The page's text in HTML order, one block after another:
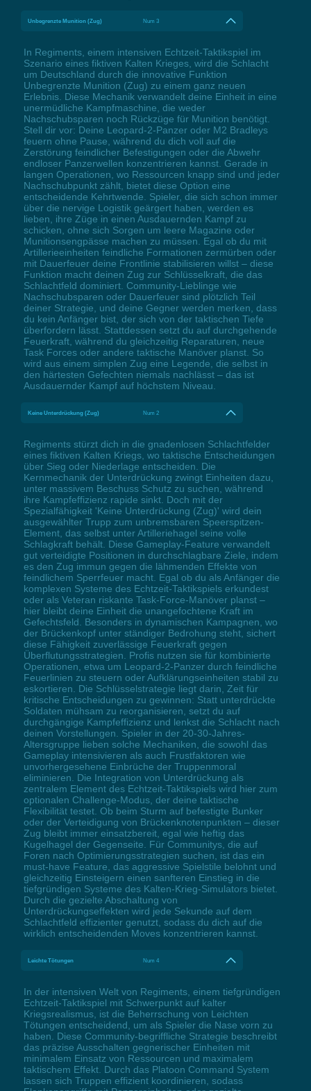
Unbegrenzte Munition (Zug) Num 3
In Regiments, einem intensiven Echtzeit-Taktikspiel im
Szenario eines fiktiven Kalten Krieges, wird die Schlacht
um Deutschland durch die innovative Funktion
Unbegrenzte Munition (Zug) zu einem ganz neuen
Erlebnis. Diese Mechanik verwandelt deine Einheit in eine
unermüdliche Kampfmaschine, die weder
Nachschubsparen noch Rückzüge für Munition benötigt.
Stell dir vor: Deine Leopard-2-Panzer oder M2 Bradleys
feuern ohne Pause, während du dich voll auf die
Zerstörung feindlicher Befestigungen oder die Abwehr
endloser Panzerwellen konzentrieren kannst. Gerade in
langen Operationen, wo Ressourcen knapp sind und jeder
Nachschubpunkt zählt, bietet diese Option eine
entscheidende Kehrtwende. Spieler, die sich schon immer
über die nervige Logistik geärgert haben, werden es
lieben, ihre Züge in einen Ausdauernden Kampf zu
schicken, ohne sich Sorgen um leere Magazine oder
Munitionsengpässe machen zu müssen. Egal ob du mit
Artillerieeinheiten feindliche Formationen zermürben oder
mit Dauerfeuer deine Frontlinie stabilisieren willst – diese
Funktion macht deinen Zug zur Schlüsselkraft, die das
Schlachtfeld dominiert. Community-Lieblinge wie
Nachschubsparen oder Dauerfeuer sind plötzlich Teil
deiner Strategie, und deine Gegner werden merken, dass
du kein Anfänger bist, der sich von der taktischen Tiefe
überfordern lässt. Stattdessen setzt du auf durchgehende
Feuerkraft, während du gleichzeitig Reparaturen, neue
Task Forces oder andere taktische Manöver planst. So
wird aus einem simplen Zug eine Legende, die selbst in
den härtesten Gefechten niemals nachlässt – das ist
Ausdauernder Kampf auf höchstem Niveau.
Keine Unterdrückung (Zug) Num 2
Regiments stürzt dich in die gnadenlosen Schlachtfelder
eines fiktiven Kalten Kriegs, wo taktische Entscheidungen
über Sieg oder Niederlage entscheiden. Die
Kernmechanik der Unterdrückung zwingt Einheiten dazu,
unter massivem Beschuss Schutz zu suchen, während
ihre Kampfeffizienz rapide sinkt. Doch mit der
Spezialfähigkeit 'Keine Unterdrückung (Zug)' wird dein
ausgewählter Trupp zum unbremsbaren Speerspitzen-
Element, das selbst unter Artilleriehagel seine volle
Schlagkraft behält. Diese Gameplay-Feature verwandelt
gut verteidigte Positionen in durchschlagbare Ziele, indem
es den Zug immun gegen die lähmenden Effekte von
feindlichem Sperrfeuer macht. Egal ob du als Anfänger die
komplexen Systeme des Echtzeit-Taktikspiels erkundest
oder als Veteran riskante Task-Force-Manöver planst –
hier bleibt deine Einheit die unangefochtene Kraft im
Gefechtsfeld. Besonders in dynamischen Kampagnen, wo
der Brückenkopf unter ständiger Bedrohung steht, sichert
diese Fähigkeit zuverlässige Feuerkraft gegen
Überflutungsstrategien. Profis nutzen sie für kombinierte
Operationen, etwa um Leopard-2-Panzer durch feindliche
Feuerlinien zu steuern oder Aufklärungseinheiten stabil zu
eskortieren. Die Schlüsselstrategie liegt darin, Zeit für
kritische Entscheidungen zu gewinnen: Statt unterdrückte
Soldaten mühsam zu reorganisieren, setzt du auf
durchgängige Kampfeffizienz und lenkst die Schlacht nach
deinen Vorstellungen. Spieler in der 20-30-Jahres-
Altersgruppe lieben solche Mechaniken, die sowohl das
Gameplay intensivieren als auch Frustfaktoren wie
unvorhergesehene Einbrüche der Truppenmoral
eliminieren. Die Integration von Unterdrückung als
zentralem Element des Echtzeit-Taktikspiels wird hier zum
optionalen Challenge-Modus, der deine taktische
Flexibilität testet. Ob beim Sturm auf befestigte Bunker
oder der Verteidigung von Brückenknotenpunkten – dieser
Zug bleibt immer einsatzbereit, egal wie heftig das
Kugelhagel der Gegenseite. Für Communitys, die auf
Foren nach Optimierungsstrategien suchen, ist das ein
must-have Feature, das aggressive Spielstile belohnt und
gleichzeitig Einsteigern einen sanfteren Einstieg in die
tiefgründigen Systeme des Kalten-Krieg-Simulators bietet.
Durch die gezielte Abschaltung von
Unterdrückungseffekten wird jede Sekunde auf dem
Schlachtfeld effizienter genutzt, sodass du dich auf die
wirklich entscheidenden Moves konzentrieren kannst.
Leichte Tötungen Num 4
In der intensiven Welt von Regiments, einem tiefgründigen
Echtzeit-Taktikspiel mit Schwerpunkt auf kalter
Kriegsrealismus, ist die Beherrschung von Leichten
Tötungen entscheidend, um als Spieler die Nase vorn zu
haben. Diese Community-begriffliche Strategie beschreibt
das präzise Ausschalten gegnerischer Einheiten mit
minimalem Einsatz von Ressourcen und maximalem
taktischem Effekt. Durch das Platoon Command System
lassen sich Truppen effizient koordinieren, sodass